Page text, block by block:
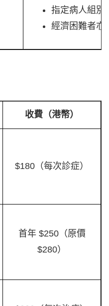
指定病人組別
經濟困難者亦
收費（港幣）
$180（每次診症）
首年 $250（原價
$280）